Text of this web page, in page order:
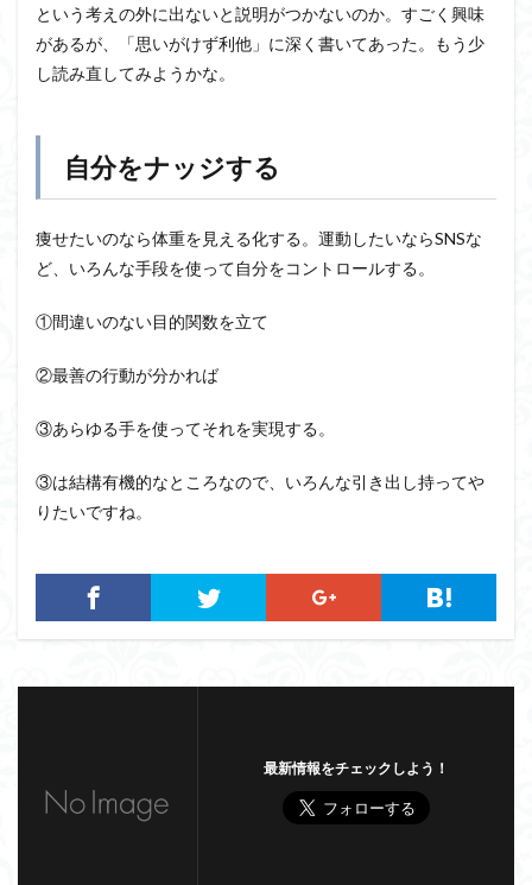
という考えの外に出ないと説明がつかないのか。すごく興味
があるが、「思いがけず利他」に深く書いてあった。もう少
し読み直してみようかな。
自分をナッジする
痩せたいのなら体重を見える化する。運動したいならSNSな
ど、いろんな手段を使って自分をコントロールする。
①間違いのない目的関数を立て
②最善の行動が分かれば
③あらゆる手を使ってそれを実現する。
③は結構有機的なところなので、いろんな引き出し持ってや
りたいですね。
最新情報をチェックしよう！